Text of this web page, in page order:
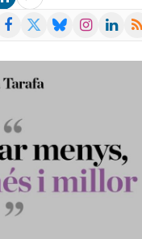
Facebook BlueskyInstagramLinkedIn
RSS